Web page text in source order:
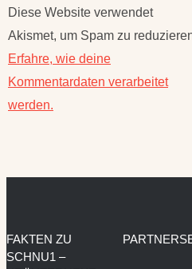
Akismet, um Spam zu reduzieren.
Erfahre, wie deine
Kommentardaten verarbeitet
werden.
SCHNU1 –
KRÄUTERHEXE